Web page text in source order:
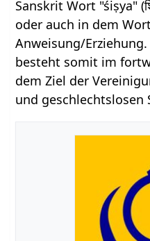
Sanskrit Wort "śiṣya"
oder auch in dem Wort
Anweisung/
besteht somit im
dem Ziel der
und geschlechtslosen